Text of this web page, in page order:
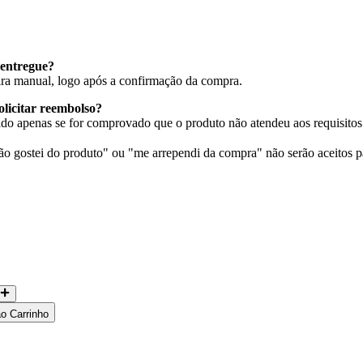
manual, logo após a confirmação da compra.
reembolso?
apenas se for comprovado que o produto não atendeu aos
gostei do produto" ou "me arrependi da compra" não serão aceitos
Carrinho